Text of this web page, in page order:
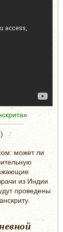
»
может ли
из Индии
проведены